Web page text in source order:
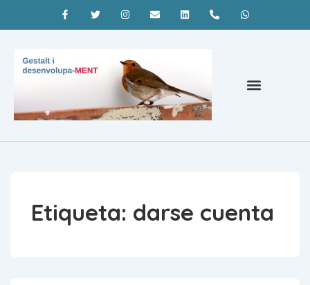
Etiqueta: darse cuenta